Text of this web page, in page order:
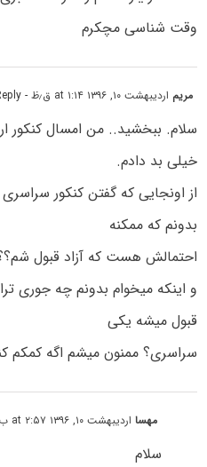
وقت شناسی مچکرم
مریم اردیبهشت ۱۰, ۱۳۹۶ at ۱:۱۴ ق٫ظ - Reply
سلام. ببخشید.. من امسال کنکور
خیلی بد دادم.
از اونجایی که گفتن کنکور
بدونم که ممکنه
احتمالش هست که آزاد قبول
و اینکه میخوام بدونم چه جوری
قبول میشه یکی
سراسری؟ ممنون میشم اگه کمکم
مهسااردیبهشت ۱۰, ۱۳۹۶ at ۲:۵۷ ب٫ظ
سلام